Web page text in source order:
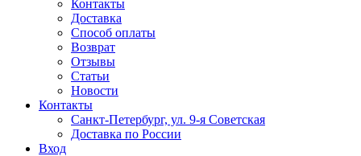
Контакты
Доставка
Способ оплаты
Возврат
Отзывы
Статьи
Новости
Контакты
Санкт-Петербург, ул. 9-я Советская
Доставка по России
Вход